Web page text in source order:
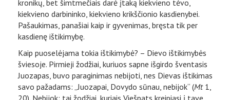
kronikų, bet šimtmečiais darė įtaką kiekvieno tėvo,
kiekvieno darbininko, kiekvieno krikščionio kasdienybei.
Pašaukimas, panašiai kaip ir gyvenimas, bręsta tik per
kasdienę ištikimybę.
Kaip puoselėjama tokia ištikimybė? – Dievo ištikimybės
šviesoje. Pirmieji žodžiai, kuriuos sapne išgirdo šventasis
Juozapas, buvo paraginimas nebijoti, nes Dievas ištikimas
savo pažadams: „Juozapai, Dovydo sūnau, nebijok“ (Mt1,